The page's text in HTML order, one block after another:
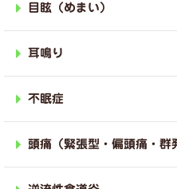
目眩（めまい）
耳鳴り
不眠症
頭痛（緊張型・偏頭痛・群